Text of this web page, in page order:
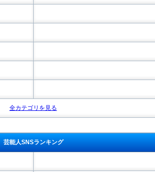
全カテゴリを見る
芸能人SNSランキング